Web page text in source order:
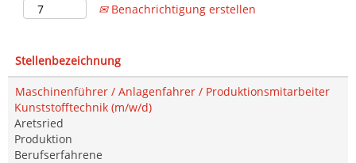
Benachrichtigung erstellen
Stellenbezeichnung
Maschinenführer / Anlagenfahrer / Produktionsmitarbeiter
Kunststofftechnik (m/w/d)
Aretsried
Produktion
Berufserfahrene